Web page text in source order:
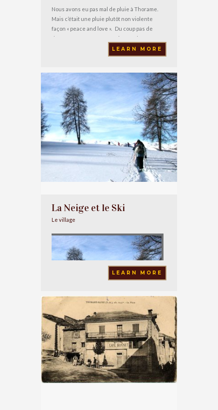
Nous avons eu pas mal de pluie à Thorame.
Mais c’était une pluie plutôt non violente
façon « peace and love ». Du coup pas de
dégât comme on en a parfois avec les orages.
Mais en tout 360mm en novembre, trois fois
plus qu’en octobre (120mm) ou septembre
LEARN MORE
La Neige et le Ski
Le village
A Thorame-Basse 1150m d'altitude, il neige
suffisament pour faire des balades en
LEARN MORE